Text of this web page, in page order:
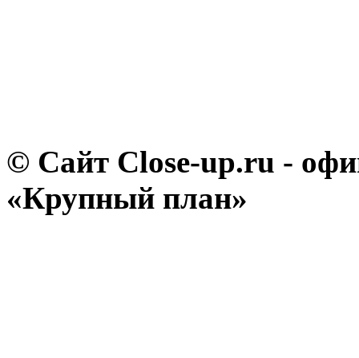
© Сайт Close-up.ru -
«Крупный план»